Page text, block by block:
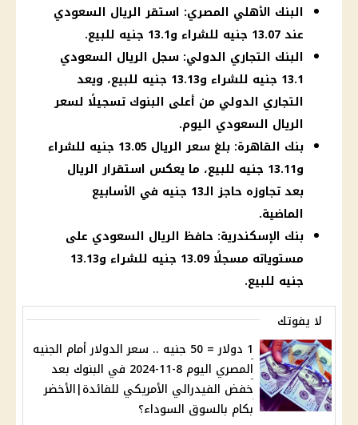
البنك الأهلي المصري: استقر الريال السعودي
عند 13.07 جنيه للشراء و13.1 جنيه للبيع.
البنك التجاري الدولي: سجل الريال السعودي
13.1 جنيه للشراء و13.13 جنيه للبيع، ويعد
التجاري الدولي من أعلى البنوك تسجيلًا لسعر
الريال السعودي اليوم.
بنك القاهرة: بلغ سعر الريال 13.05 جنيه للشراء
و13.11 جنيه للبيع، ما يعكس استقرار الريال
بعد تجاوزه حاجز الـ13 جنيه في الأسابيع
الماضية.
بنك الإسكندرية: حافظ الريال السعودي على
مستوياته مسجلًا 13.09 جنيه للشراء و13.13
جنيه للبيع.
لا يفوتك
1 دولار = 50 جنيه .. سعر الدولار أمام الجنيه
المصري اليوم 8-11-2024 في البنوك بعد
خفض الفيدرالي الأمريكي للفائدة|الأخضر
بكام بالسوق السوداء؟